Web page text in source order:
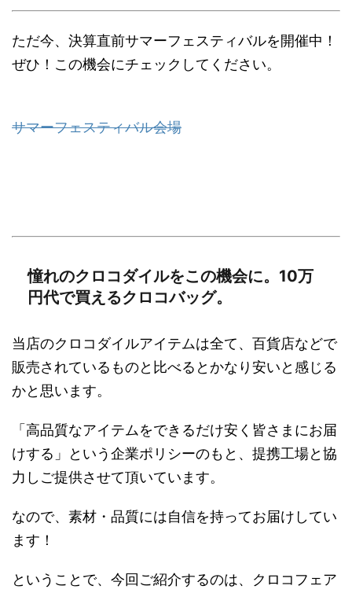
ただ今、決算直前サマーフェスティバルを開催中！
ぜひ！この機会にチェックしてください。
サマーフェスティバル会場
憧れのクロコダイルをこの機会に。10万
円代で買えるクロコバッグ。
当店のクロコダイルアイテムは全て、百貨店などで
販売されているものと比べるとかなり安いと感じる
かと思います。
「高品質なアイテムをできるだけ安く皆さまにお届
けする」という企業ポリシーのもと、提携工場と協
力しご提供させて頂いています。
なので、素材・品質には自信を持ってお届けしてい
ます！
ということで、今回ご紹介するのは、クロコフェア